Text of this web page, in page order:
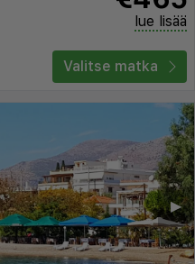
lue lisää
Valitse matka
▶︎